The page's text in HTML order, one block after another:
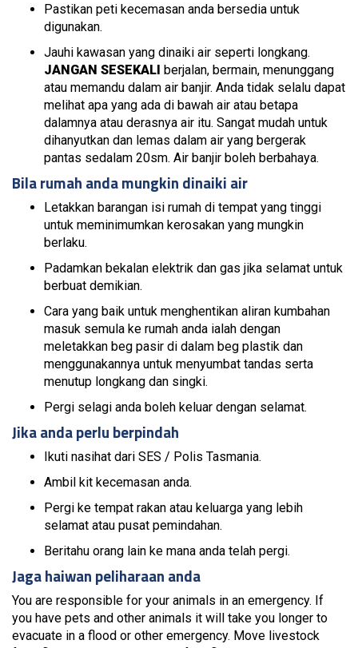
Pastikan peti kecemasan anda bersedia untuk
digunakan.
Jauhi kawasan yang dinaiki air seperti longkang.
JANGAN SESEKALI berjalan, bermain, menunggang
atau memandu dalam air banjir. Anda tidak selalu dapat
melihat apa yang ada di bawah air atau betapa
dalamnya atau derasnya air itu. Sangat mudah untuk
dihanyutkan dan lemas dalam air yang bergerak
pantas sedalam 20sm. Air banjir boleh berbahaya.
Bila rumah anda mungkin dinaiki air
Letakkan barangan isi rumah di tempat yang tinggi
untuk meminimumkan kerosakan yang mungkin
berlaku.
Padamkan bekalan elektrik dan gas jika selamat untuk
berbuat demikian.
Cara yang baik untuk menghentikan aliran kumbahan
masuk semula ke rumah anda ialah dengan
meletakkan beg pasir di dalam beg plastik dan
menggunakannya untuk menyumbat tandas serta
menutup longkang dan singki.
Pergi selagi anda boleh keluar dengan selamat.
Jika anda perlu berpindah
Ikuti nasihat dari SES / Polis Tasmania.
Ambil kit kecemasan anda.
Pergi ke tempat rakan atau keluarga yang lebih
selamat atau pusat pemindahan.
Beritahu orang lain ke mana anda telah pergi.
Jaga haiwan peliharaan anda
You are responsible for your animals in an emergency. If
you have pets and other animals it will take you longer to
evacuate in a flood or other emergency. Move livestock